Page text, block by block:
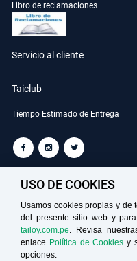
Libro de reclamaciones
Servicio al cliente
Taiclub
Tiempo Estimado de Entrega
TAILOY S.A. RUC: 20100049181
Medios de Pago
USO DE COOKIES
Usamos cookies propias y de
del presente sitio web y
tailoy.com.pe. Revisa
enlace Política de Cookies y
opciones: